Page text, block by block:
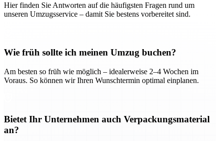
Hier finden Sie Antworten auf die häufigsten Fragen rund um
unseren Umzugsservice – damit Sie bestens vorbereitet sind.
Wie früh sollte ich meinen Umzug buchen?
Am besten so früh wie möglich – idealerweise 2–4 Wochen im
Voraus. So können wir Ihren Wunschtermin optimal einplanen.
Bietet Ihr Unternehmen auch Verpackungsmaterial
an?